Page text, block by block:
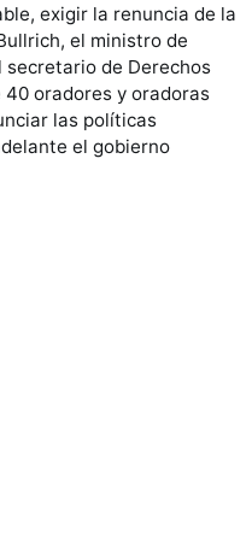
exigir la renuncia de la
el ministro de
secretario de Derechos
40 oradores y oradoras
las políticas
el gobierno